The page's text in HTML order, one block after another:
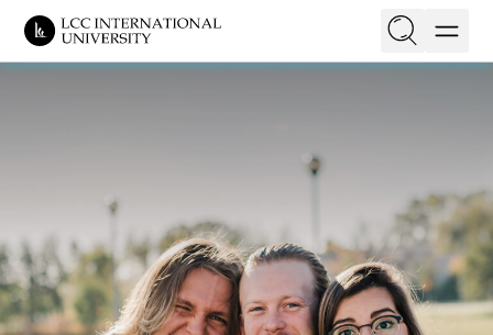
Kokybės užtikrinimas
Vadovybė